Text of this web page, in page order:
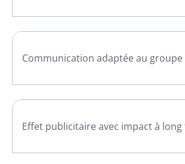
Communication adaptée au groupe
Effet publicitaire avec impact à